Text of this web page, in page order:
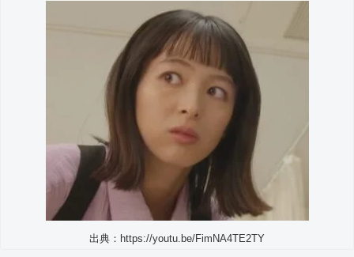
出典：https://youtu.be/FimNA4TE2TY